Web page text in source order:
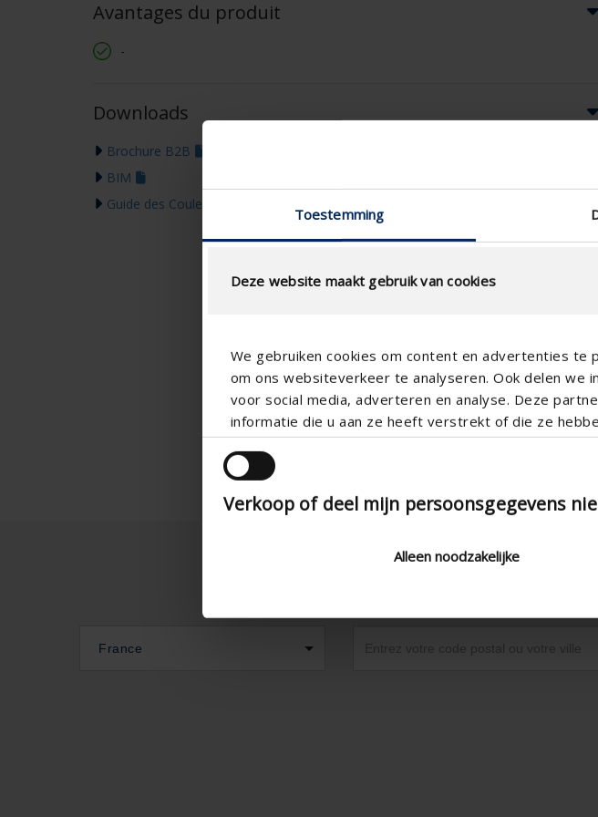
Toestemming
Deze website maakt gebruik van cookies
We gebruiken cookies om content en advertenties te
om ons websiteverkeer te analyseren. Ook delen
voor social media, adverteren en analyse. Deze
informatie die u aan ze heeft verstrekt of die ze
Verkoop of deel mijn persoonsgegevens
Alleen noodzakelijke
Avantages du produit
-
Downloads
Brochure B2B
BIM
Guide des Couleurs 2026
France